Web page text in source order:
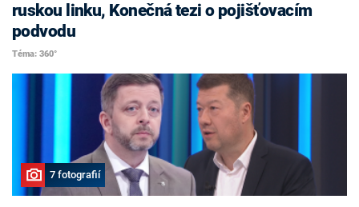
ruskou linku, Konečná tezi o pojišťovacím
podvodu
Téma: 360°
7 fotografií